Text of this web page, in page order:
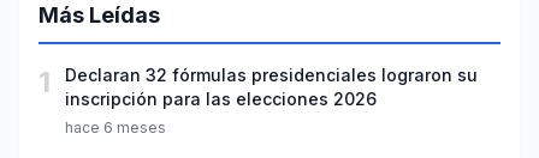
Más Leídas
1
Declaran 32 fórmulas presidenciales lograron su
inscripción para las elecciones 2026
hace 6 meses